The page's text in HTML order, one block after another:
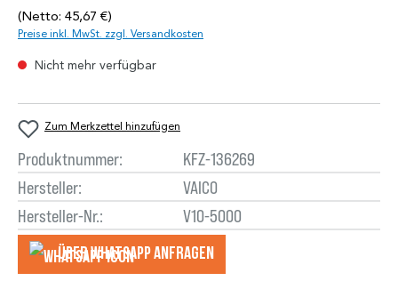
(Netto: 45,67 €)
Preise inkl. MwSt. zzgl. Versandkosten
Nicht mehr verfügbar
Zum Merkzettel hinzufügen
Produktnummer:
KFZ-136269
Hersteller:
VAICO
Hersteller-Nr.:
V10-5000
Über WhatsApp anfragеn